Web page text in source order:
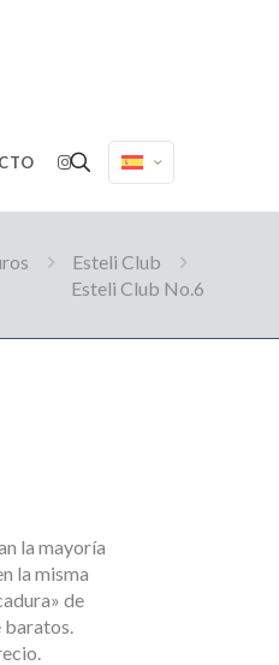
Esteli Club
Esteli Club No.6
la mayoría
la misma
de
baratos.